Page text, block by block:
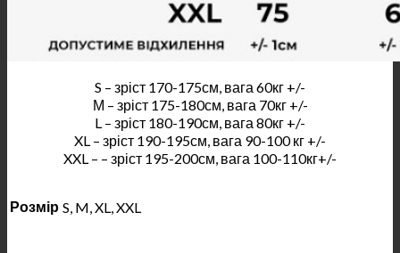
S – зріст 170-175см, вага 60кг +/-
М – зріст 175-180см, вага 70кг +/-
L – зріст 180-190см, вага 80кг +/-
XL – зріст 190-195см, вага 90-100 кг +/-
XXL – – зріст 195-200см, вага 100-110кг+/-
Розмір S, M, XL, XXL